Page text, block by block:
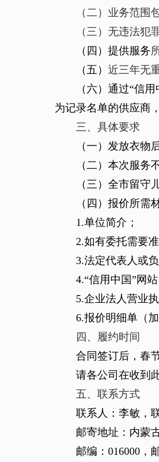
（二）业务范围
（三）无违法犯
（四）提供服务
（五） 近三年无
（六）通过“信用
为记录名单的供应商
三、具体要求
（一）发放衣物
（二） 本次服务
（三） 全市留守
（四）报价所需
1.单位简介；
2.如有委托需要
3.法定代表人或
4.“信用中国”网站
5.企业法人营业
6.报价明细单（加
四、履约时间
合同签订后，春
请各公司在收到
五、联系方式
联系人：李敏，
邮寄地址：内蒙
邮编： 016000 ，